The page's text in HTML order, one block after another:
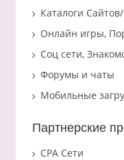
Каталоги
Онлайн игры,
Соц сети,
Форумы и чаты
Мобильные
Партнерские
CPA Сети